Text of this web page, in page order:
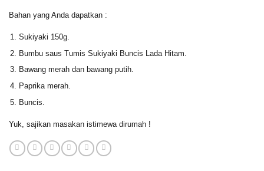
Bahan yang Anda dapatkan :
Sukiyaki 150g.
Bumbu saus Tumis Sukiyaki Buncis Lada Hitam.
Bawang merah dan bawang putih.
Paprika merah.
Buncis.
Yuk, sajikan masakan istimewa dirumah !